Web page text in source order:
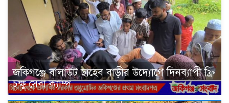
জকিগঞ্জে বালাউট ছাহেব বাড়ীর উদ্যোগে দিনব্যাপী ফ্রি
চক্ষু সেবা ক্যাম্প